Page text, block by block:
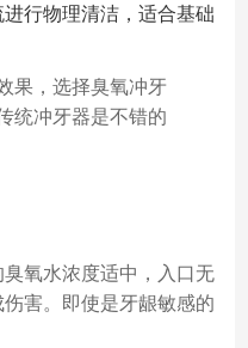
行物理清洁，适合基础
果，选择臭氧冲牙
统冲牙器是不错的
氧水浓度适中，入口无
害。即使是牙龈敏感的